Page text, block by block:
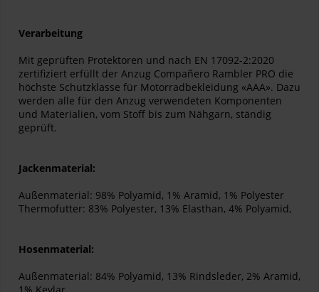
Verarbeitung
Mit geprüften Protektoren und nach EN 17092-2:2020
zertifiziert erfüllt der Anzug Compañero Rambler PRO die
höchste Schutzklasse für Motorradbekleidung «AAA». Dazu
werden alle für den Anzug verwendeten Komponenten
und Materialien, vom Stoff bis zum Nähgarn, ständig
geprüft.
Jackenmaterial:
Außenmaterial: 98% Polyamid, 1% Aramid, 1% Polyester
Thermofutter: 83% Polyester, 13% Elasthan, 4% Polyamid,
Hosenmaterial:
Außenmaterial: 84% Polyamid, 13% Rindsleder, 2% Aramid,